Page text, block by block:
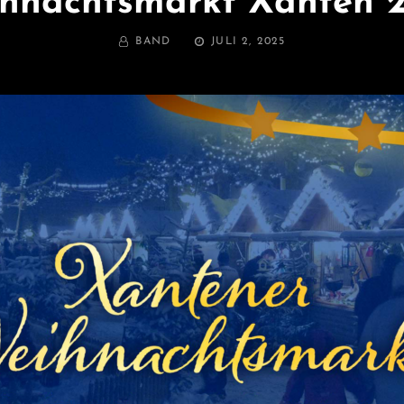
BY BAND
POSTED
JULI 2, 2025